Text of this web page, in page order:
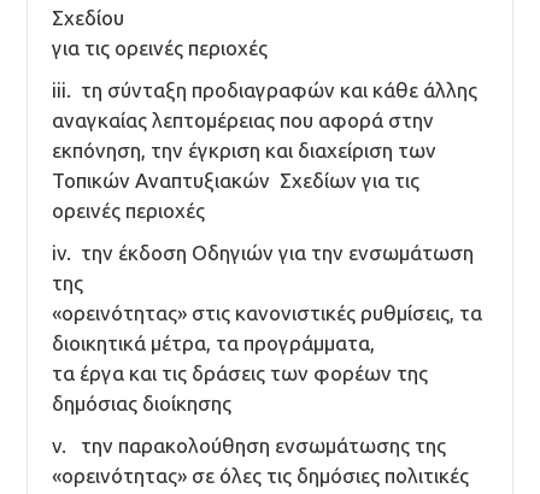
Σχεδίου
για τις ορεινές περιοχές
iii. τη σύνταξη προδιαγραφών και κάθε άλλης
αναγκαίας λεπτομέρειας που αφορά στην
εκπόνηση, την έγκριση και διαχείριση των
Τοπικών Αναπτυξιακών Σχεδίων για τις
ορεινές περιοχές
iv. την έκδοση Οδηγιών για την ενσωμάτωση
της
«ορεινότητας» στις κανονιστικές ρυθμίσεις, τα
διοικητικά μέτρα, τα προγράμματα,
τα έργα και τις δράσεις των φορέων της
δημόσιας διοίκησης
v. την παρακολούθηση ενσωμάτωσης της
«ορεινότητας» σε όλες τις δημόσιες πολιτικές